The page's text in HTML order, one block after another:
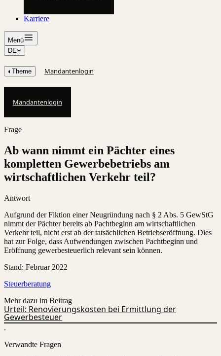
Karriere
Menü
DE
◐ Theme Mandantenlogin
Mandantenlogin
Frage
Ab wann nimmt ein Pächter eines
kompletten Gewerbebetriebs am
wirtschaftlichen Verkehr teil?
Antwort
Aufgrund der Fiktion einer Neugründung nach § 2 Abs. 5 GewStG
nimmt der Pächter bereits ab Pachtbeginn am wirtschaftlichen
Verkehr teil, nicht erst ab der tatsächlichen Betriebseröffnung. Dies
hat zur Folge, dass Aufwendungen zwischen Pachtbeginn und
Eröffnung gewerbesteuerlich relevant sein können.
Stand: Februar 2022
Steuerberatung
Mehr dazu im Beitrag
Urteil: Renovierungskosten bei Ermittlung der
Gewerbesteuer
.
Verwandte Fragen